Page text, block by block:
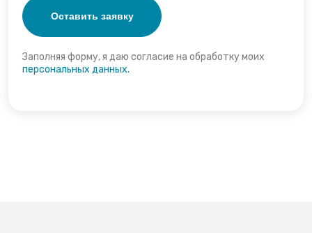
Заполняя форму, я даю согласие на обработку моих
персональных данных.